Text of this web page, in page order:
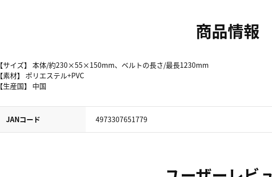
商品情報
【サイズ】 本体/約230×55×150mm、ベルトの長さ/最長1230mm
【素材】 ポリエステル+PVC
【生産国】 中国
JANコード 4973307651779